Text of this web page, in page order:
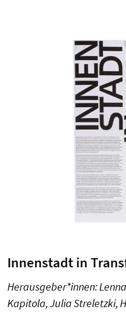
Innenstadt in
Herausgeber*innen:
Kapitola, Julia Streletzki,